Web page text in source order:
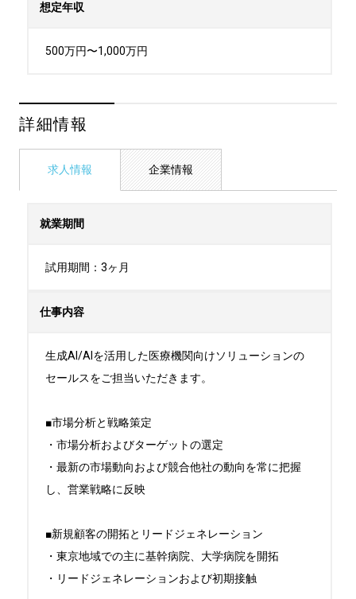
想定年収
500万円〜1,000万円
詳細情報
求人情報 企業情報
就業期間
試用期間：3ヶ月
仕事内容
生成AI/AIを活用した医療機関向けソリューションの
セールスをご担当いただきます。
■市場分析と戦略策定
・市場分析およびターゲットの選定
・最新の市場動向および競合他社の動向を常に把握
し、営業戦略に反映
■新規顧客の開拓とリードジェネレーション
・東京地域での主に基幹病院、大学病院を開拓
・リードジェネレーションおよび初期接触